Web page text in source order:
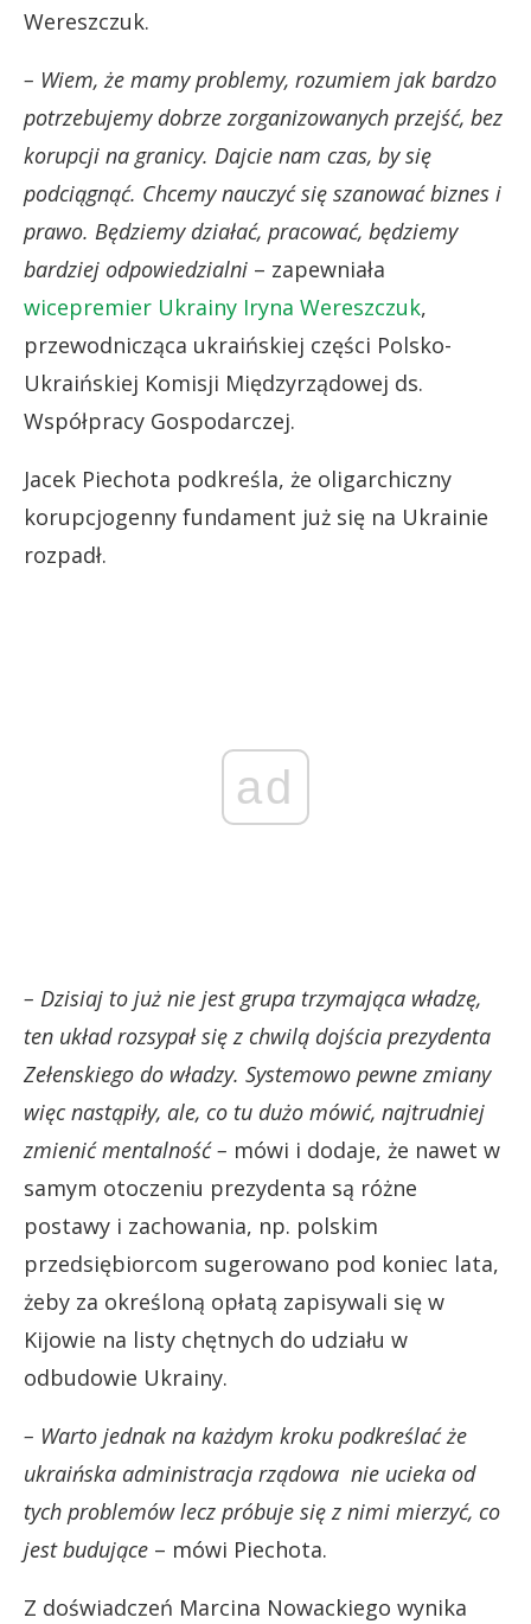
Wereszczuk.
– Wiem, że mamy problemy, rozumiem jak bardzo
potrzebujemy dobrze zorganizowanych przejść, bez
korupcji na granicy. Dajcie nam czas, by się
podciągnąć. Chcemy nauczyć się szanować biznes i
prawo. Będziemy działać, pracować, będziemy
bardziej odpowiedzialni – zapewniała
wicepremier Ukrainy Iryna Wereszczuk,
przewodnicząca ukraińskiej części Polsko-
Ukraińskiej Komisji Międzyrządowej ds.
Współpracy Gospodarczej.
Jacek Piechota podkreśla, że oligarchiczny
korupcjogenny fundament już się na Ukrainie
rozpadł.
ad
– Dzisiaj to już nie jest grupa trzymająca władzę,
ten układ rozsypał się z chwilą dojścia prezydenta
Zełenskiego do władzy. Systemowo pewne zmiany
więc nastąpiły, ale, co tu dużo mówić, najtrudniej
zmienić mentalność – mówi i dodaje, że nawet w
samym otoczeniu prezydenta są różne
postawy i zachowania, np. polskim
przedsiębiorcom sugerowano pod koniec lata,
żeby za określoną opłatą zapisywali się w
Kijowie na listy chętnych do udziału w
odbudowie Ukrainy.
– Warto jednak na każdym kroku podkreślać że
ukraińska administracja rządowa nie ucieka od
tych problemów lecz próbuje się z nimi mierzyć, co
jest budujące – mówi Piechota.
Z doświadczeń Marcina Nowackiego wynika